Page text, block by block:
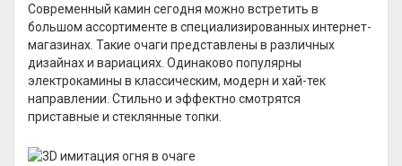
Современный камин сегодня можно встретить в
большом ассортименте в специализированных интернет-
магазинах. Такие очаги представлены в различных
дизайнах и вариациях. Одинаково популярны
электрокамины в классическим, модерн и хай-тек
направлении. Стильно и эффектно смотрятся
приставные и стеклянные топки.